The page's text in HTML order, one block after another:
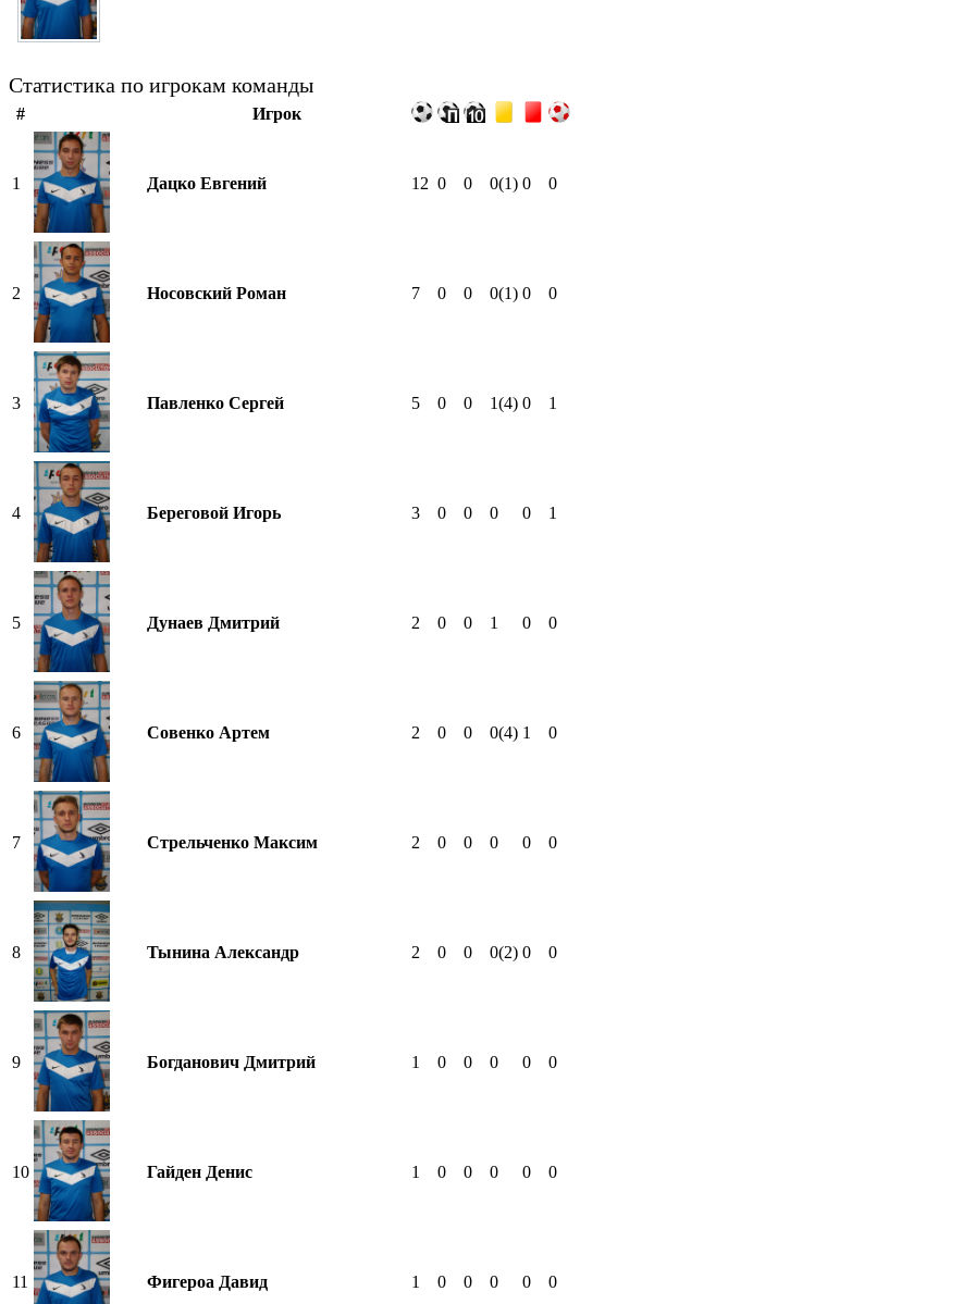
Статистика по игрокам команды
# Игрок
1 Дацко Евгений 12 0 0 0(1) 0 0
2 Носовский Роман 7 0 0 0(1) 0 0
3 Павленко Сергей 5 0 0 1(4) 0 1
4 Береговой Игорь 3 0 0 0 0 1
5 Дунаев Дмитрий 2 0 0 1 0 0
6 Совенко Артем 2 0 0 0(4) 1 0
7 Стрельченко Максим 2 0 0 0 0 0
8 Тынина Александр 2 0 0 0(2) 0 0
9 Богданович Дмитрий 1 0 0 0 0 0
10 Гайден Денис 1 0 0 0 0 0
11 Фигероа Давид 1 0 0 0 0 0